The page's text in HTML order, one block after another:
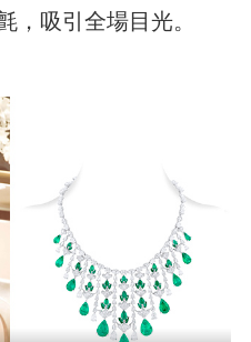
吸引全場目光。